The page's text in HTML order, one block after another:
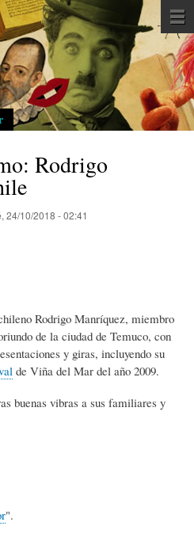
Pasar
al
contenido
principal
Rodrigo
24/10/2018 - 02:41
Rodrigo Manríquez, miembro
de la ciudad de Temuco, con
y giras, incluyendo su
de Viña del Mar del año 2009.
buenas vibras a sus familiares y
".